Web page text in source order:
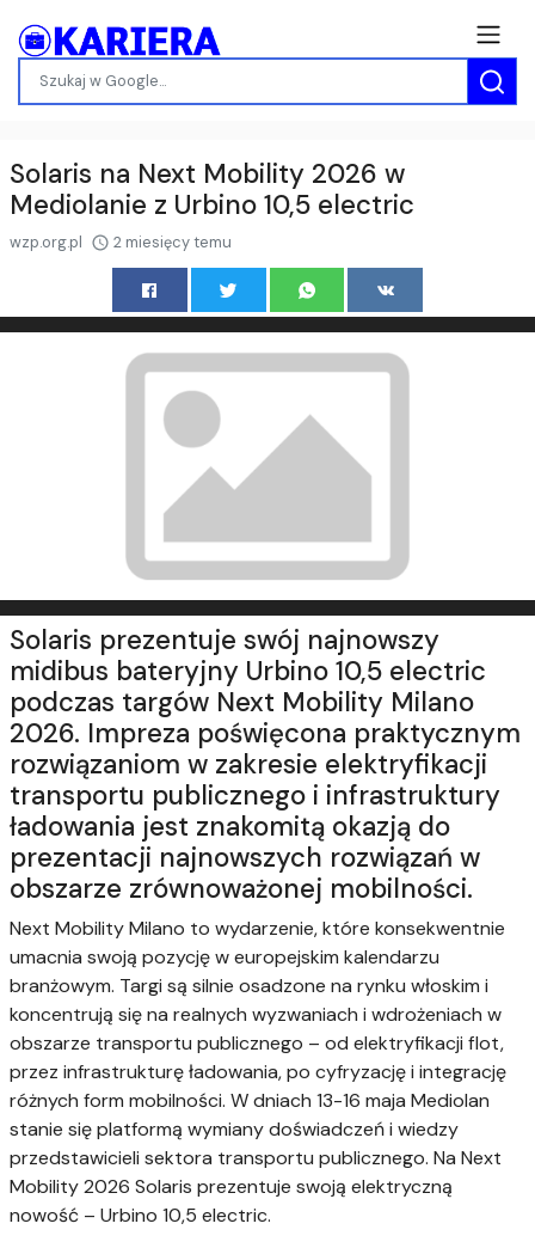
Solaris na Next Mobility 2026 w
Mediolanie z Urbino 10,5 electric
wzp.org.pl 2 miesięcy temu
Solaris prezentuje swój najnowszy
midibus bateryjny Urbino 10,5 electric
podczas targów Next Mobility Milano
2026. Impreza poświęcona praktycznym
rozwiązaniom w zakresie elektryfikacji
transportu publicznego i infrastruktury
ładowania jest znakomitą okazją do
prezentacji najnowszych rozwiązań w
obszarze zrównoważonej mobilności.
Next Mobility Milano to wydarzenie, które konsekwentnie
umacnia swoją pozycję w europejskim kalendarzu
branżowym. Targi są silnie osadzone na rynku włoskim i
koncentrują się na realnych wyzwaniach i wdrożeniach w
obszarze transportu publicznego – od elektryfikacji flot,
przez infrastrukturę ładowania, po cyfryzację i integrację
różnych form mobilności. W dniach 13-16 maja Mediolan
stanie się platformą wymiany doświadczeń i wiedzy
przedstawicieli sektora transportu publicznego. Na Next
Mobility 2026 Solaris prezentuje swoją elektryczną
nowość – Urbino 10,5 electric.